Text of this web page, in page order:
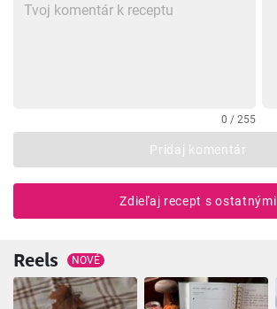
0 / 255
Pridaj komentár
Zdieľaj recept s ostatnými
Reels NOVÉ